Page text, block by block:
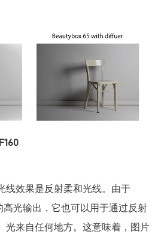
线效果是反射柔和光线。由于
高光输出，它也可以用于通过反射
光来自任何地方。这意味着，图片